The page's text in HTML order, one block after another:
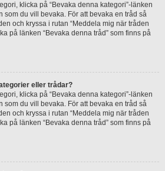
klicka på “Bevaka denna kategori”-länken
som du vill bevaka. För att bevaka en tråd så
och kryssa i rutan “Meddela mig när tråden
på länken “Bevaka denna tråd” som finns på
eller trådar?
klicka på “Bevaka denna kategori”-länken
som du vill bevaka. För att bevaka en tråd så
och kryssa i rutan “Meddela mig när tråden
på länken “Bevaka denna tråd” som finns på